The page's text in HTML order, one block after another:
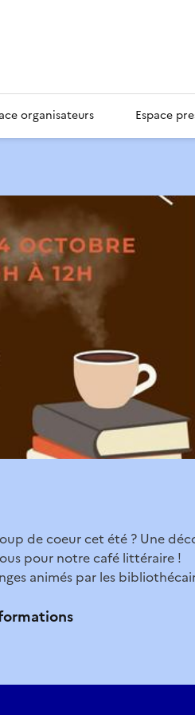
organisateurs Espace
de coeur cet été ? Une
pour notre café littéraire !
animés par les